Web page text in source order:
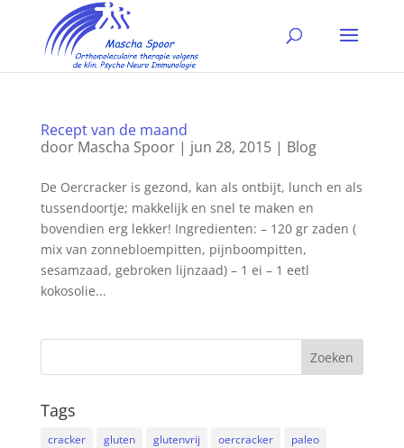
Recept van de maand
door Mascha Spoor| jun 28, 2015| Blog
De Oercracker is gezond, kan als ontbijt, lunch en als
tussendoortje; makkelijk en snel te maken en
bovendien erg lekker! Ingredienten: – 120 gr zaden (
mix van zonnebloempitten, pijnboompitten,
sesamzaad, gebroken lijnzaad) – 1 ei – 1 eetl
kokosolie...
Tags
cracker gluten glutenvrij oercracker
paleo